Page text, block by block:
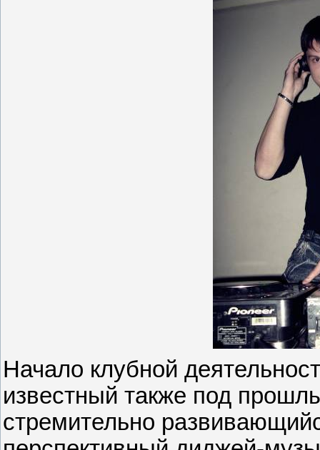
Начало клубной
известный также под
стремительно